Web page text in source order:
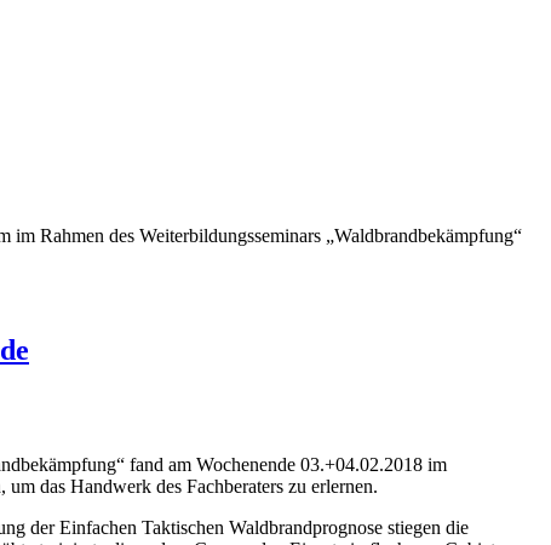
Rahmen des Weiterbildungsseminars „Waldbrandbekämpfung“
fand am Wochenende 03.+04.02.2018 im
das Handwerk des Fachberaters zu erlernen.
der Einfachen Taktischen Waldbrandprognose stiegen die